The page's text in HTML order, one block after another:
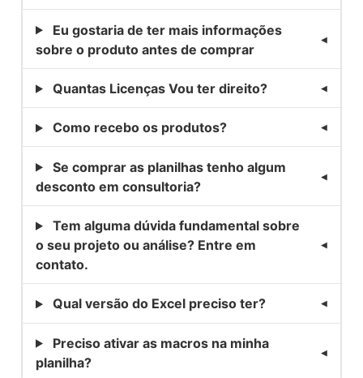
Eu gostaria de ter mais informações
sobre o produto antes de comprar
Quantas Licenças Vou ter direito?
Como recebo os produtos?
Se comprar as planilhas tenho algum
desconto em consultoria?
Tem alguma dúvida fundamental sobre
o seu projeto ou análise? Entre em
contato.
Qual versão do Excel preciso ter?
Preciso ativar as macros na minha
planilha?